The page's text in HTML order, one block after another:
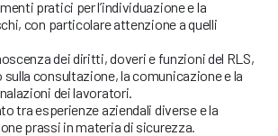
pratici per l’individuazione e la
con particolare attenzione a quelli
dei diritti, doveri e funzioni del RLS,
sulla consultazione, la comunicazione e la
dei lavoratori.
tra esperienze aziendali diverse e la
prassi in materia di sicurezza.